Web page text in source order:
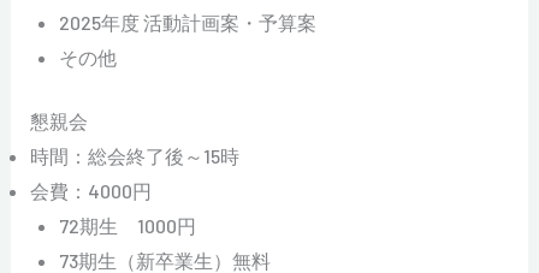
2025年度 活動計画案・予算案
その他
懇親会
時間：総会終了後～15時
会費：4000円
72期生 1000円
73期生（新卒業生）無料